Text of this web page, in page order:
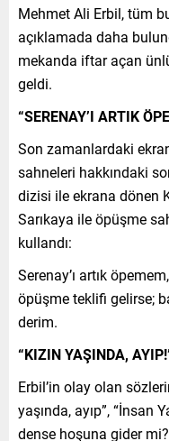
Mehmet Ali Erbil, tüm
açıklamada daha
mekanda iftar açan
geldi.
“SERENAY’I ARTIK
Son zamanlardaki
sahneleri hakkındaki
dizisi ile ekrana dönen
Sarıkaya ile öpüşme
kullandı:
Serenay’ı artık
öpüşme teklifi gelirse;
derim.
“KIZIN YAŞINDA,
Erbil’in olay olan
yaşında, ayıp”, “İnsan
dense hoşuna gider